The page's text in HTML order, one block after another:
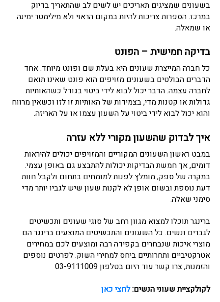
בשעונים שמציגים תאריכים יש לשים לב שהתאריך בדיוק
במרכז. הספרות צריכות להיות במקום הראוי ולא מילימטר ימינה
או שמאלה.
בדיקה חמישית – הפונט
כל חברה המייצרת שעונים היא בעלת שם ופונט מיוחד. אחד
הדברים הבולטים בשעונים מזויפים הוא פונט שאינו תואם
לחברה עצמה. הדבר יכול לבוא לידי ביטוי בגודל כשהאותיות
גדולות או קטנות מדי, בצמידות של האותיות זו לזו וכשאין מרווח
והוא יכול לבוא לידי ביטוי על השעון עצמו או על האריזה.
איך לבדוק שהשעון מקורי ללא עזרה
במבט ראשון השעונים המקוריים והמזויפים יכולים להיראות
דומים, אך חמשת הבדיקות יכולות להתבצע גם באופן עצמי.
במקרה של ספק, מומלץ לפנות למומחים בתחום ולקבל חוות
דעת נוספת ובשום אופן לא לקנות שעון שיש לגביו יותר מדי
סימני שאלה.
ברינגר תוכלו למצוא מגוון רחב של סוגי שעונים ותכשיטים
לגברים ונשים. כל השעונים והתכשיטים המוצעים ברינגר הם
מוצרי איכות שנבחרים בקפידה רבה ומוצעים לכם במחירים
אטרקטיביים ותחרותיים ביחס למחירי השוק. לפרטים נוספים
והזמנות, צרו קשר עוד היום בטלפון 03-9111009
לקולקציית שעוני הנשים:לחצי כאן